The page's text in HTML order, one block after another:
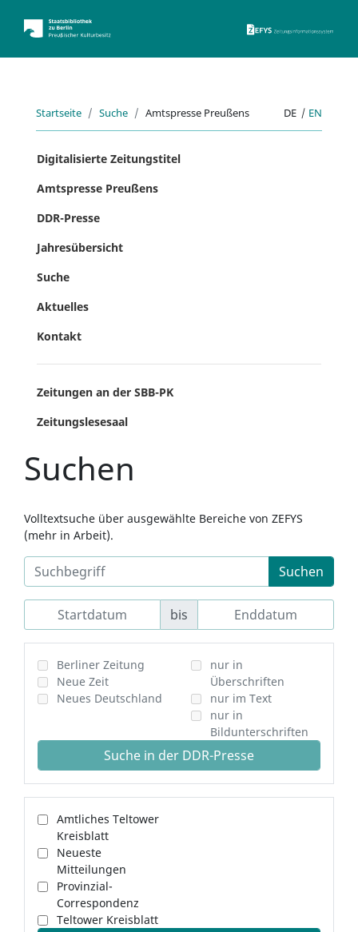
Startseite Suche Amtspresse Preußens DE | EN
Digitalisierte Zeitungstitel
Amtspresse Preußens
DDR-Presse
Jahresübersicht
Suche
Aktuelles
Kontakt
Zeitungen an der SBB-PK
Zeitungslesesaal
Suchen
Volltextsuche über ausgewählte Bereiche von ZEFYS
(mehr in Arbeit).
Suchen
bis
Berliner Zeitung
Neue Zeit
Neues Deutschland
nur in
Überschriften
nur im Text
nur in
Bildunterschriften
Suche in der DDR-Presse
Amtliches Teltower
Kreisblatt
Neueste
Mitteilungen
Provinzial-
Correspondenz
Teltower Kreisblatt